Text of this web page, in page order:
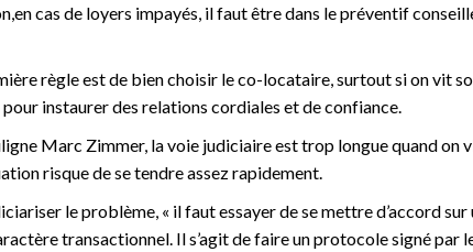
cas de loyers impayés, il faut être dans le préventif
règle est de bien choisir le co-locataire, surtout si on vit
pour instaurer des relations cordiales et de confiance.
Marc Zimmer, la voie judiciaire est trop longue quand on
risque de se tendre assez rapidement.
le problème, « il faut essayer de se mettre d’accord
transactionnel. Il s’agit de faire un protocole signé par